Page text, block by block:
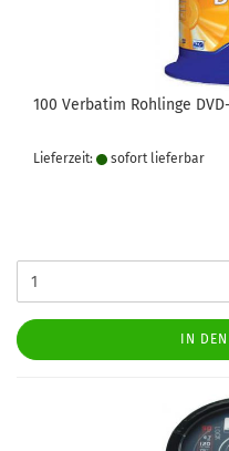
100 Verbatim Rohlinge
Lieferzeit: sofort lie­fer­bar
IN